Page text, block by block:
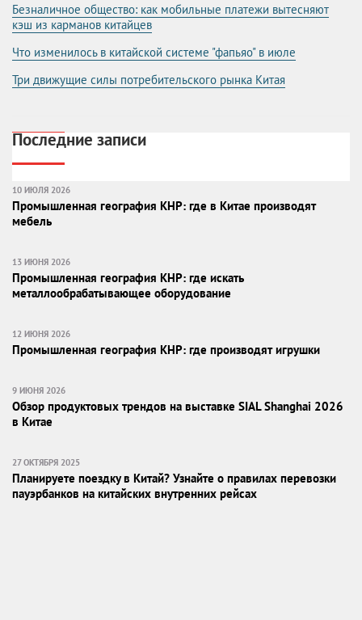
Безналичное общество: как мобильные платежи вытесняют
кэш из карманов китайцев
Что изменилось в китайской системе "фапьяо" в июле
Три движущие силы потребительского рынка Китая
Последние записи
10 ИЮЛЯ 2026
Промышленная география КНР: где в Китае производят
мебель
13 ИЮНЯ 2026
Промышленная география КНР: где искать
металлообрабатывающее оборудование
12 ИЮНЯ 2026
Промышленная география КНР: где производят игрушки
9 ИЮНЯ 2026
Обзор продуктовых трендов на выставке SIAL Shanghai 2026
в Китае
27 ОКТЯБРЯ 2025
Планируете поездку в Китай? Узнайте о правилах перевозки
пауэрбанков на китайских внутренних рейсах